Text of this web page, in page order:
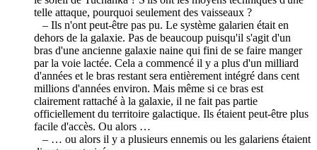
telle attaque, pourquoi seulement des vaisseaux ?
– Ils n'ont peut-être pas pu. Le système galarien était en
dehors de la galaxie. Pas de beaucoup puisqu'il s'agit d'un
bras d'une ancienne galaxie naine qui fini de se faire manger
par la voie lactée. Cela a commencé il y a plus d'un milliard
d'années et le bras restant sera entièrement intégré dans cent
millions d'années environ. Mais même si ce bras est
clairement rattaché à la galaxie, il ne fait pas partie
officiellement du territoire galactique. Ils étaient peut-être plus
facile d'accès. Ou alors …
– … ou alors il y a plusieurs ennemis ou les galariens étaient